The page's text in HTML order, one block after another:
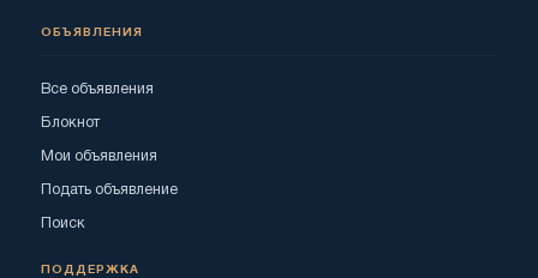
ОБЪЯВЛЕНИЯ
Все объявления
Блокнот
Мои объявления
Подать объявление
Поиск
ПОДДЕРЖКА